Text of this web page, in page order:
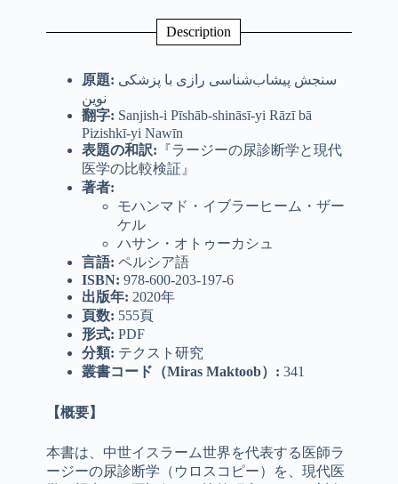
Description
原題:
نوین
翻字: Sanjish-i Pīshāb-shināsī-yi Rāzī bā
Pizishkī-yi Nawīn
表題の和訳: 『ラージーの尿診断学と現代
医学の比較検証』
著者:
モハンマド・イブラーヒーム・ザー
ケル
ハサン・オトゥーカシュ
言語: ペルシア語
ISBN: 978-600-203-197-6
出版年: 2020年
頁数: 555頁
形式: PDF
分類: テクスト研究
叢書コード（Miras Maktoob） : 341
【概要】
本書は、中世イスラーム世界を代表する医師ラ
ージーの尿診断学（ウロスコピー）を、現代医